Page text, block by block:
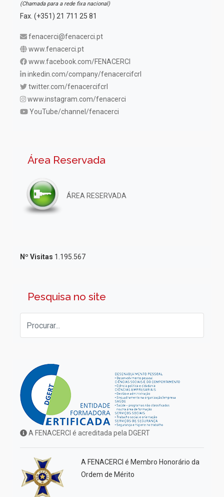
(Chamada para a rede fixa nacional)
Fax. (+351) 21 711 25 81
fenacerci@fenacerci.pt
www.fenacerci.pt
www.facebook.com/FENACERCI
inkedin.com/company/fenacercifcrl
twitter.com/fenacercifcrl
www.instagram.com/fenacerci
YouTube/channel/fenacerci
Área Reservada
ÁREA RESERVADA
Nº Visitas 1.195.567
Pesquisa no site
A FENACERCI é acreditada pela DGERT
A FENACERCI é Membro Honorário da
Ordem de Mérito